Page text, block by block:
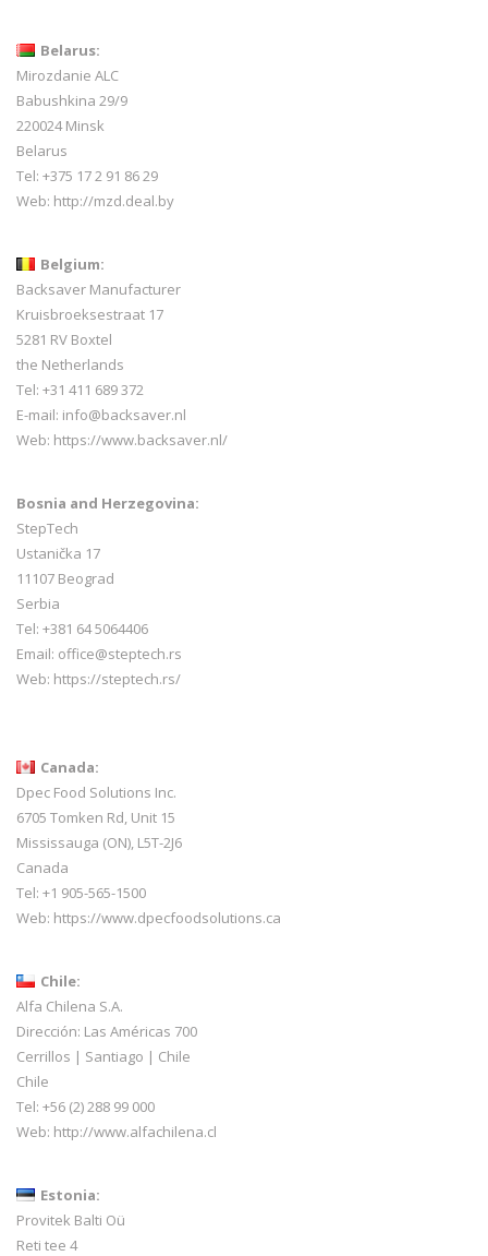
Belarus:
Mirozdanie ALC
Babushkina 29/9
220024 Minsk
Belarus
Tel: +375 17 2 91 86 29
Web: http://mzd.deal.by
Belgium:
Backsaver Manufacturer
Kruisbroeksestraat 17
5281 RV Boxtel
the Netherlands
Tel: +31 411 689 372
E-mail: info@backsaver.nl
Web: https://www.backsaver.nl/
Bosnia and Herzegovina:
StepTech
Ustanička 17
11107 Beograd
Serbia
Tel: +381 64 5064406
Email: office@steptech.rs
Web: https://steptech.rs/
Canada:
Dpec Food Solutions Inc.
6705 Tomken Rd, Unit 15
Mississauga (ON), L5T-2J6
Canada
Tel: +1 905-565-1500
Web: https://www.dpecfoodsolutions.ca
Chile:
Alfa Chilena S.A.
Dirección: Las Américas 700
Cerrillos | Santiago | Chile
Chile
Tel: +56 (2) 288 99 000
Web: http://www.alfachilena.cl
Estonia:
Provitek Balti Oü
Reti tee 4